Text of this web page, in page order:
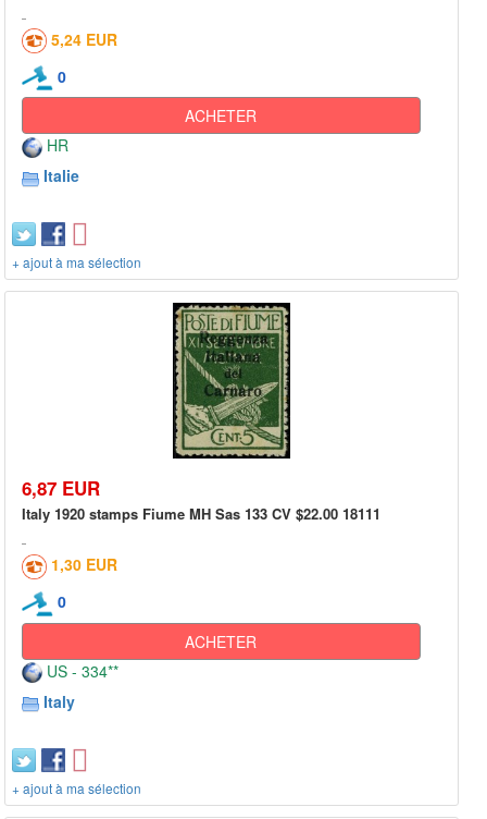
5,24 EUR
0
ACHETER
HR
Italie
+ ajout à ma sélection
6,87 EUR
Italy 1920 stamps Fiume MH Sas 133 CV $22.00 18111
1,30 EUR
0
ACHETER
US - 334**
Italy
+ ajout à ma sélection